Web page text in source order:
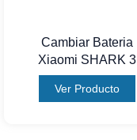
Cambiar Bateria
Xiaomi SHARK 3
Ver Producto